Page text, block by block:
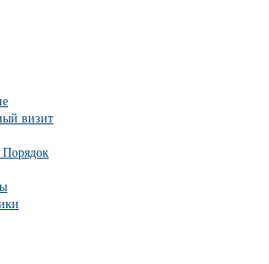
визит